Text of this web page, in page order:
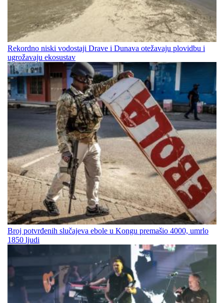
Rekordno niski vodostaji Drave i Dunava otežavaju plovidbu i
ugrožavaju ekosustav
Broj potvrđenih slučajeva ebole u Kongu premašio 4000, umrlo
1850 ljudi